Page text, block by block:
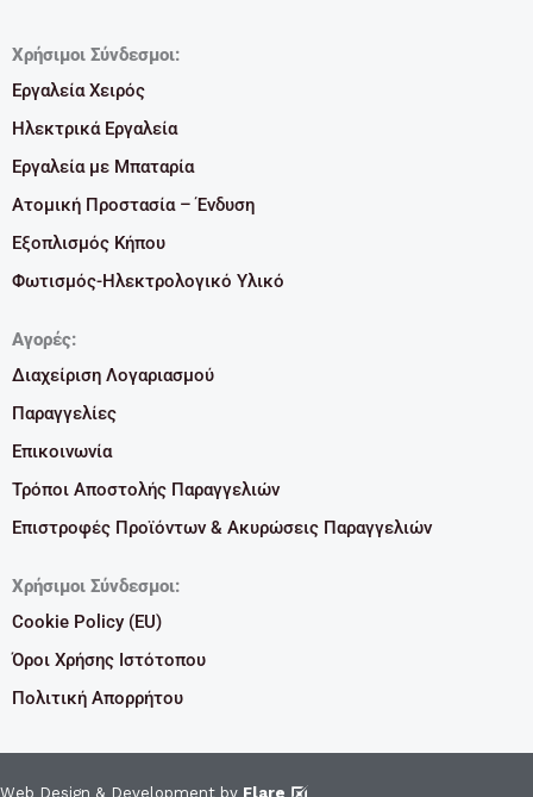
Χρήσιμοι Σύνδεσμοι:
Εργαλεία Χειρός
Ηλεκτρικά Εργαλεία
Εργαλεία με Μπαταρία
Ατομική Προστασία – Ένδυση
Εξοπλισμός Κήπου
Φωτισμός-Ηλεκτρολογικό Υλικό
Αγορές:
Διαχείριση Λογαριασμού
Παραγγελίες
Επικοινωνία
Τρόποι Αποστολής Παραγγελιών
Επιστροφές Προϊόντων & Ακυρώσεις Παραγγελιών
Χρήσιμοι Σύνδεσμοι:
Cookie Policy (EU)
Όροι Χρήσης Ιστότοπου
Πολιτική Απορρήτου
Web Design & Development by Flare